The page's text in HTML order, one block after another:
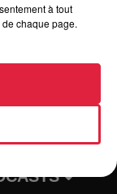
à tout
chaque page.